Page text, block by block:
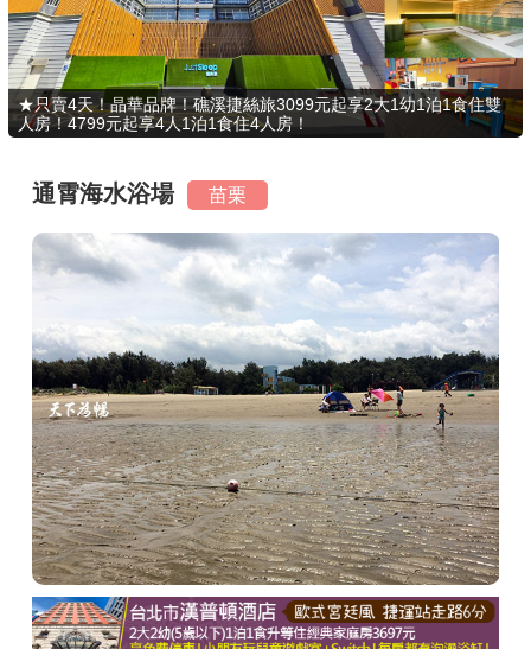
好康優惠
最新消息
最新留言
商家合作
推薦景點
討論區
聯絡我們
APP下載
★只賣4天！晶華品牌！礁溪捷絲旅3099元起享2大1幼1泊1食住雙
人房！4799元起享4人1泊1食住4人房！
通霄海水浴場 苗栗